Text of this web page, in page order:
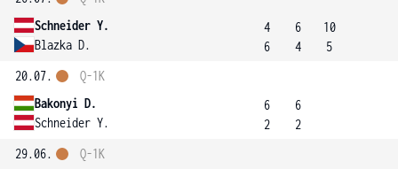
Schneider Y.
Blazka D.
4
6
6
4
10
5
20.07.
Bakonyi D.
Schneider Y.
Q-1K
6
2
6
2
29.06.
Q-1K